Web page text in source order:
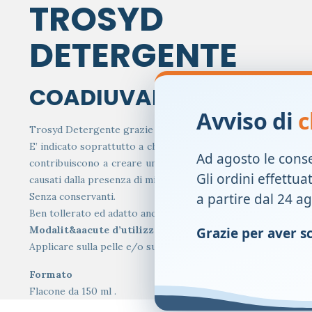
TROSYD
DETERGENTE
COADIUVANTE
Trosyd Detergente grazie alla speciale formula shampoo-
E’ indicato soprattutto a chi frequenta piscine, strutture
contribuiscono a creare un ambiente sfavorevole alla
causati dalla presenza di microrganismi. Grazie a
Senza conservanti.
Ben tollerato ed adatto anche ad uso frequente.
Modalit&aacute d’utilizzo
Applicare sulla pelle e/o sui capelli bagnati massaggiando
Formato
Flacone da 150 ml .
Avviso di
Ad agosto le
Gli ordini
a partire dal 24
Grazie per aver